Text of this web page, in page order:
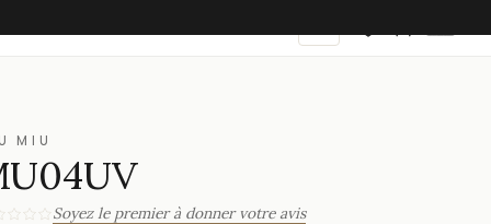
MIU
Soyez le premier à donner votre avis